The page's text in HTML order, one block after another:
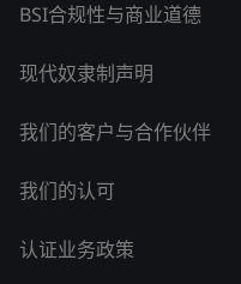
BSI合规性与商业道德
现代奴隶制声明
我们的客户与合作伙伴
我们的认可
认证业务政策